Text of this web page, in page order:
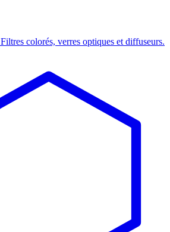
Filtres colorés, verres optiques et diffuseurs.